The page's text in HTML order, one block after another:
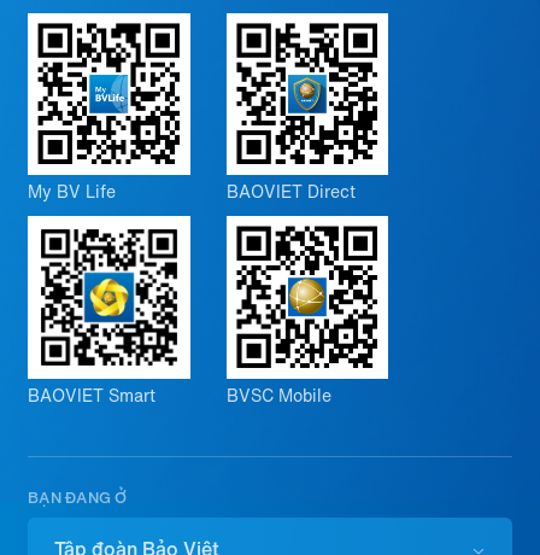
My BV Life BAOVIET Direct
BAOVIET Smart BVSC Mobile
BẠN ĐANG Ở
Tập đoàn Bảo Việt